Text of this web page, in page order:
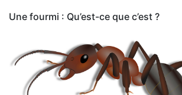
Une fourmi : Qu’est-ce que c’est ?